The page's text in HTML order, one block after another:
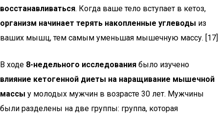
восстанавливаться. Когда ваше тело вступает в кетоз,
организм начинает терять накопленные углеводы из
ваших мышц, тем самым уменьшая мышечную массу. [17]
В ходе 8-недельного исследования было изучено
влияние кетогенной диеты на наращивание мышечной
массы у молодых мужчин в возрасте 30 лет. Мужчины
были разделены на две группы: группа, которая